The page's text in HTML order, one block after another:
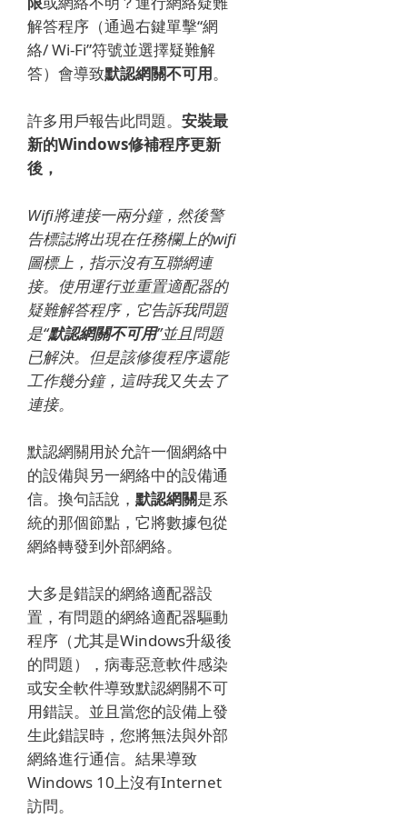
解答程序（通過右鍵單擊“網
絡/ Wi-Fi”符號並選擇疑難解
答）會導致默認網關不可用。
許多用戶報告此問題。 安裝最
新的Windows修補程序更新
後，
Wifi將連接一兩分鐘，然後警
告標誌將出現在任務欄上的wifi
圖標上，指示沒有互聯網連
接。 使用運行並重置適配器的
疑難解答程序，它告訴我問題
是“默認網關不可用”並且問題
已解決。 但是該修復程序還能
工作幾分鐘，這時我又失去了
連接。
默認網關用於允許一個網絡中
的設備與另一網絡中的設備通
信。 換句話說， 默認網關是系
統的那個節點，它將數據包從
網絡轉發到外部網絡。
大多是錯誤的網絡適配器設
置，有問題的網絡適配器驅動
程序（尤其是Windows升級後
的問題），病毒惡意軟件感染
或安全軟件導致默認網關不可
用錯誤。 並且當您的設備上發
生此錯誤時，您將無法與外部
網絡進行通信。 結果導致
Windows 10上沒有Internet
訪問。